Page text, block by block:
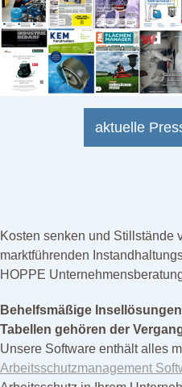
aktuelle
Kosten senken und Stillstände
marktführenden
HOPPE
Behelfsmäßige
Tabellen gehören der
Unsere Software enthält alles
Arbeitsschutzmanagement